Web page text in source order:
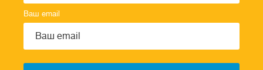
Ваш email